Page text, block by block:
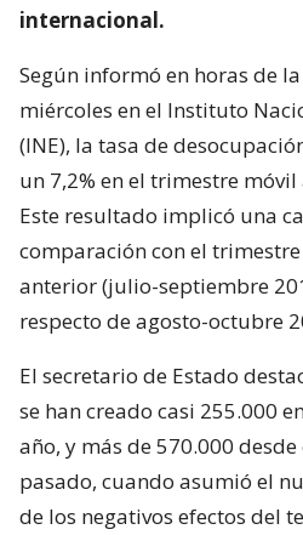
internacional.
Según informó en horas de
miércoles en el Instituto
(INE), la tasa de
un 7,2% en el trimestre
Este resultado implicó una
comparación con el
anterior (julio-septiembre
respecto de agosto-octubre
El secretario de Estado
se han creado casi 255.000
año, y más de 570.000
pasado, cuando asumió el
de los negativos efectos del